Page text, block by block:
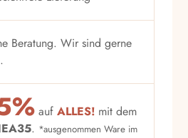
Beratung. Wir sind gerne
aufALLES! mit dem
. *ausgenommen Ware im